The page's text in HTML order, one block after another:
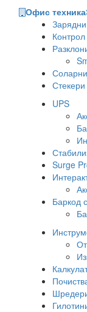
Офис техника
UPS
Surge
Баркод